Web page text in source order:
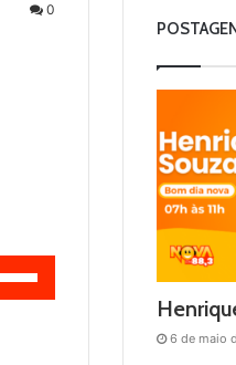
0
6 de maio